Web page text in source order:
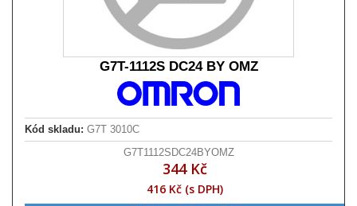
G7T-1112S DC24 BY OMZ
Kód skladu: G7T 3010C
G7T1112SDC24BYOMZ
344 Kč
416 Kč (s DPH)